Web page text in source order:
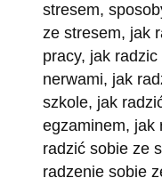
stresem,
ze stresem, jak
pracy, jak
nerwami, jak
szkole, jak
egzaminem, jak
radzić sobie ze
radzenie sobie